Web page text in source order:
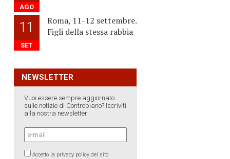
AGO
11
SET
Roma, 11-12 settembre.
Figli della stessa rabbia
NEWSLETTER
Vuoi essere sempre aggiornato
sulle notizie di Contropiano? Iscriviti
alla nostra newsletter:
Accetto la privacy policy del sito